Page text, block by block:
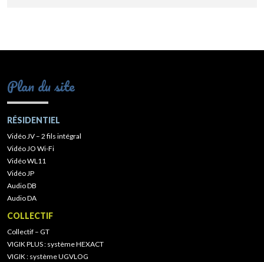
Plan du site
RÉSIDENTIEL
Vidéo JV – 2 fils intégral
Vidéo JO Wi-Fi
Vidéo WL11
Vidéo JP
Audio DB
Audio DA
COLLECTIF
Collectif – GT
VIGIK PLUS : système HEXACT
VIGIK : système UGVLOG